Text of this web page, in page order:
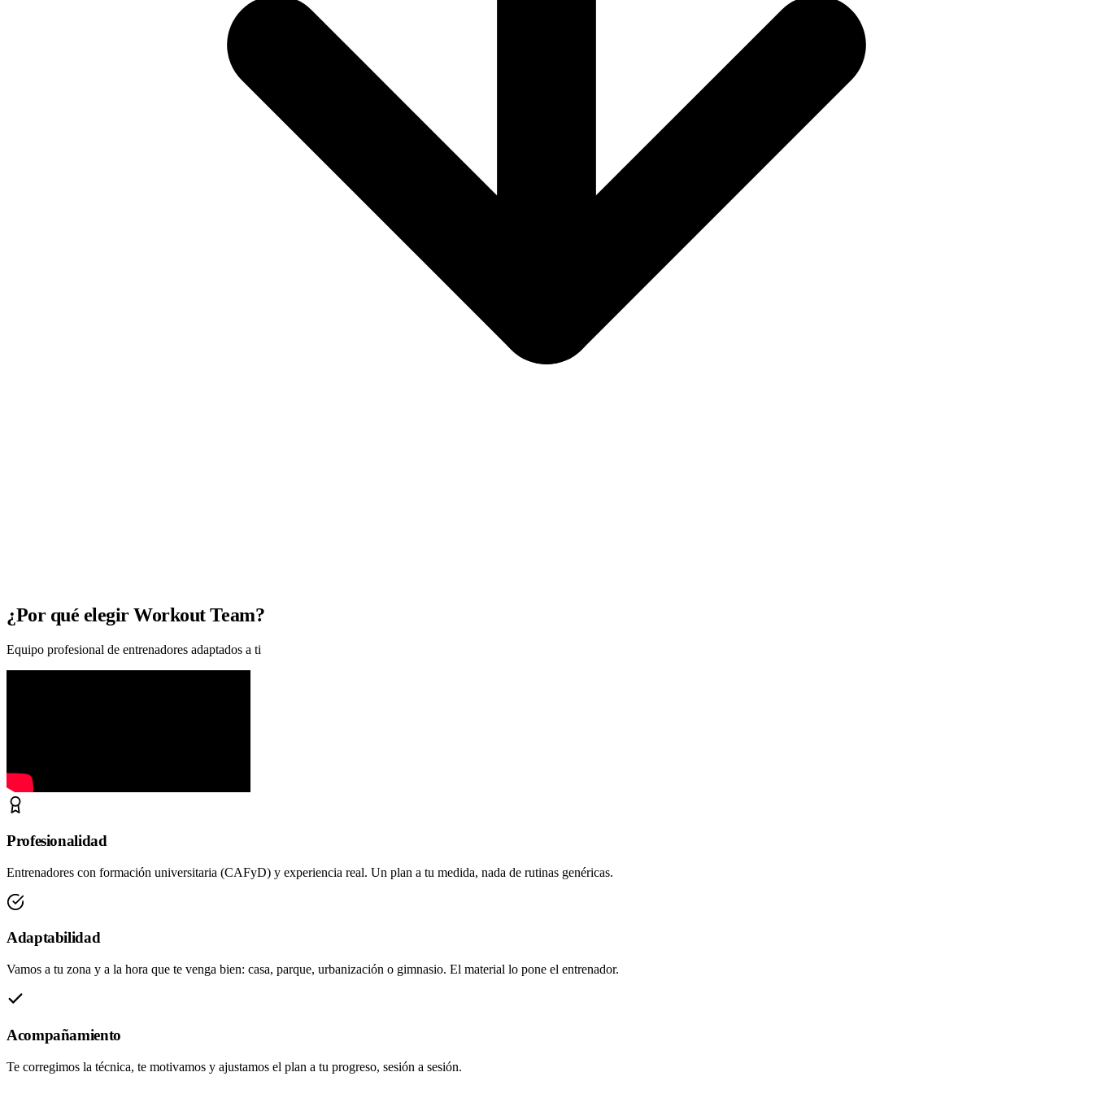
¿Por qué elegir Workout Team?
Equipo profesional de entrenadores adaptados a ti
Profesionalidad
Entrenadores con formación universitaria (CAFyD) y experiencia real. Un plan a tu medida, nada de rutinas genéricas.
Adaptabilidad
Vamos a tu zona y a la hora que te venga bien: casa, parque, urbanización o gimnasio. El material lo pone el entrenador.
Acompañamiento
Te corregimos la técnica, te motivamos y ajustamos el plan a tu progreso, sesión a sesión.